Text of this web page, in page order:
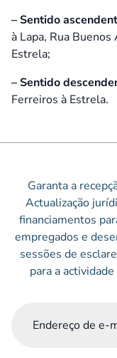
– Sentido
à Lapa, Rua Buenos
Estrela;
– Sentido
Ferreiros à Estrela.
Garanta a
Actualização
financiamentos
empregados e
sessões de
para a